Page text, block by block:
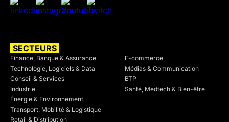
SECTEURS
Finance, Banque & Assurance
Technologie, Logiciels & Data
Conseil & Services
Industrie
Énergie & Environnement
Transport, Mobilité & Logistique
Retail & Distribution
E-commerce
Médias & Communication
BTP
Santé, Medtech & Bien-être